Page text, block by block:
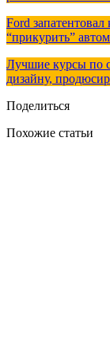
Ford
“прикурить”
Лучшие курсы по
дизайну,
Поделиться
Похожие статьи